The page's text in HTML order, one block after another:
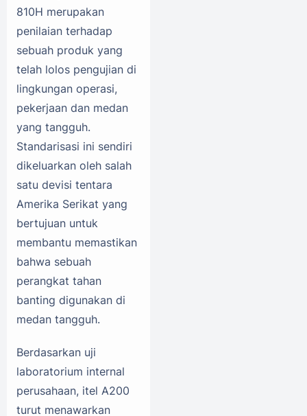
810H merupakan
penilaian terhadap
sebuah produk yang
telah lolos pengujian di
lingkungan operasi,
pekerjaan dan medan
yang tangguh.
Standarisasi ini sendiri
dikeluarkan oleh salah
satu devisi tentara
Amerika Serikat yang
bertujuan untuk
membantu memastikan
bahwa sebuah
perangkat tahan
banting digunakan di
medan tangguh.
Berdasarkan uji
laboratorium internal
perusahaan, itel A200
turut menawarkan